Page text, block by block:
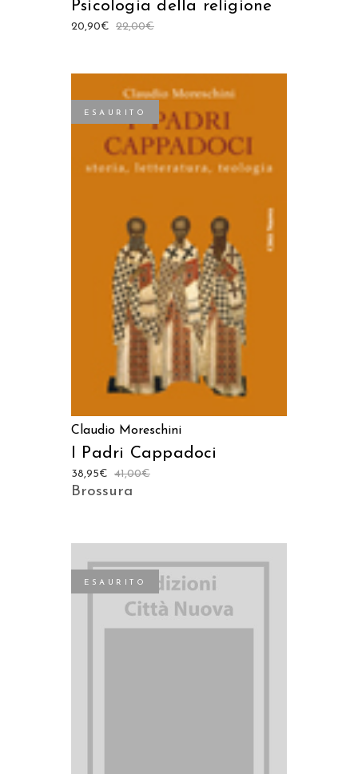
Psicologia della religione
22,00€
20,90€
ESAURITO
LEGGI TUTTO
Claudio Moreschini
I Padri Cappadoci
41,00€
38,95€
Brossura
ESAURITO